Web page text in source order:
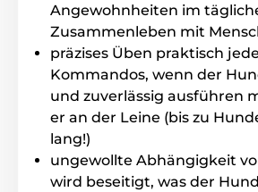
Angewohnheiten im
Zusammenleben mit
präzises Üben praktisch
Kommandos, wenn der
und zuverlässig ausführen
er an der Leine (bis zu
lang!)
ungewollte Abhängigkeit
wird beseitigt, was der